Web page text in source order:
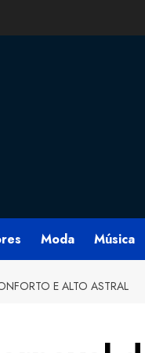
Moda Música
E ALTO ASTRAL